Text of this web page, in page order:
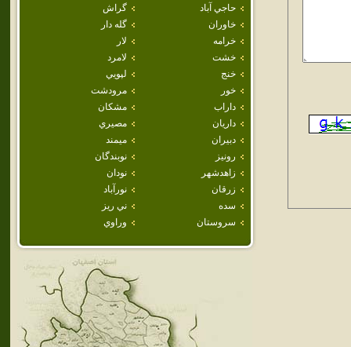
حاجي آباد
گراش
خاوران
گله دار
خرامه
لار
خشت
لامرد
خنج
لپويي
خور
مرودشت
داراب
مشكان
داريان
مصيري
دبيران
ميمند
رونيز
نوبندگان
زاهدشهر
نودان
زرقان
نورآباد
سده
ني ريز
سروستان
وراوي